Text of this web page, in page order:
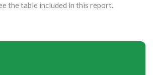
the table included in this report.